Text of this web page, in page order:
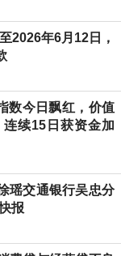
2026年6月12日，
数今日飘红，价值
连续15日获资金加
瑶交通银行吴忠分
报